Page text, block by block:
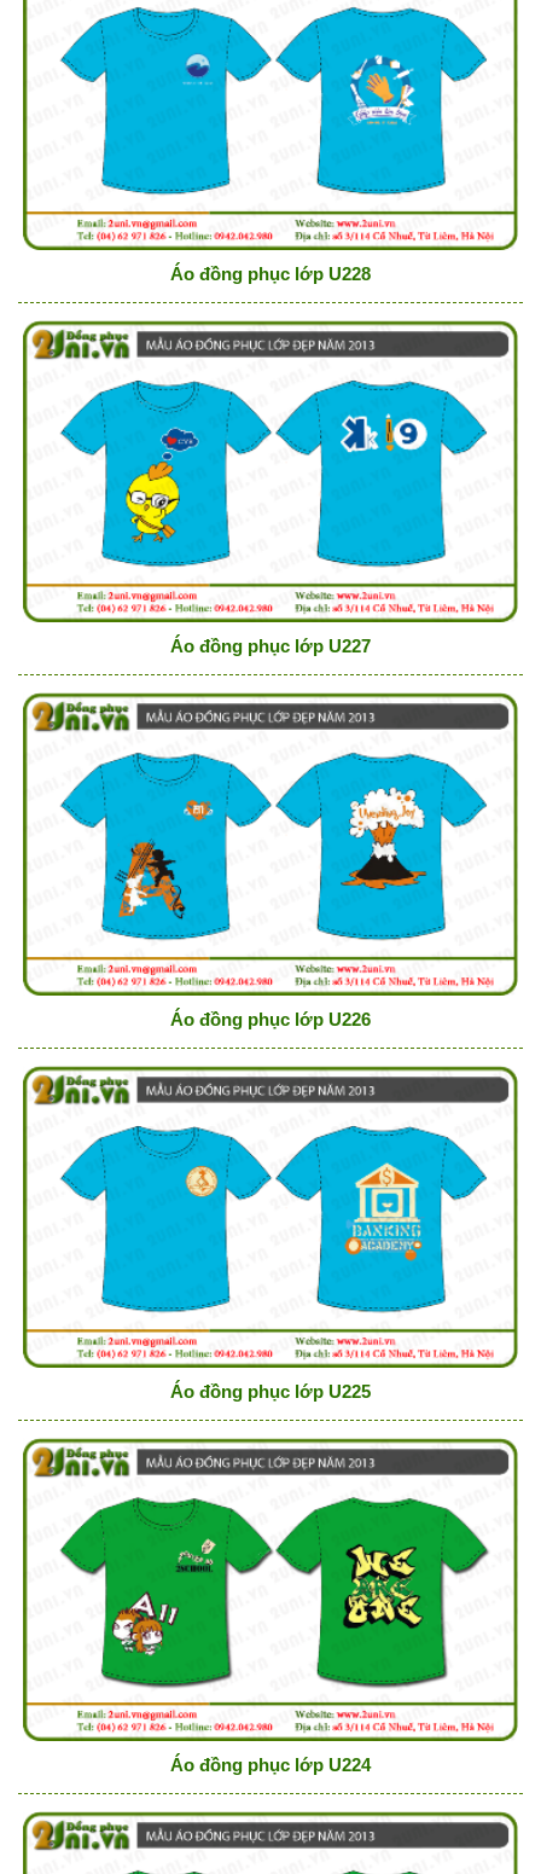
Áo đồng phục lớp U228
Áo đồng phục lớp U227
Áo đồng phục lớp U226
Áo đồng phục lớp U225
Áo đồng phục lớp U224